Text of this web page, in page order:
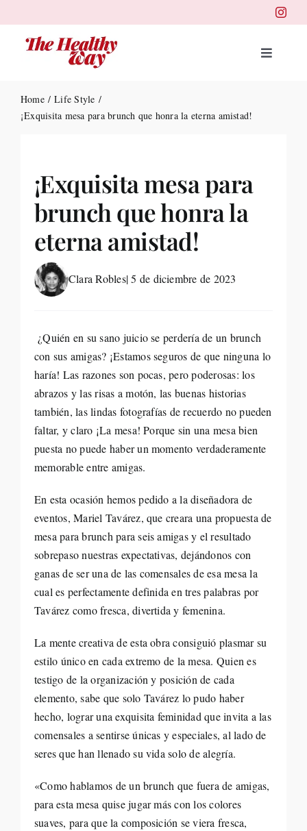
to
content
Toggle
for:
Home
Life Style
¡Exquisita mesa para brunch que honra la eterna amistad!
¡Exquisita mesa para
brunch que honra la
eterna amistad!
Clara Robles| 5 de diciembre de 2023
¿Quién en su sano juicio se perdería de un brunch
con sus amigas? ¡Estamos seguros de que ninguna lo
haría! Las razones son pocas, pero poderosas: los
abrazos y las risas a motón, las buenas historias
también, las lindas fotografías de recuerdo no pueden
faltar, y claro ¡La mesa! Porque sin una mesa bien
puesta no puede haber un momento verdaderamente
memorable entre amigas.
En esta ocasión hemos pedido a la diseñadora de
eventos, Mariel Tavárez, que creara una propuesta de
mesa para brunch para seis amigas y el resultado
sobrepaso nuestras expectativas, dejándonos con
ganas de ser una de las comensales de esa mesa la
cual es perfectamente definida en tres palabras por
Tavárez como fresca, divertida y femenina.
La mente creativa de esta obra consiguió plasmar su
estilo único en cada extremo de la mesa. Quien es
testigo de la organización y posición de cada
elemento, sabe que solo Tavárez lo pudo haber
hecho, lograr una exquisita feminidad que invita a las
comensales a sentirse únicas y especiales, al lado de
seres que han llenado su vida solo de alegría.
«Como hablamos de un brunch que fuera de amigas,
para esta mesa quise jugar más con los colores
suaves, para que la composición se viera fresca,